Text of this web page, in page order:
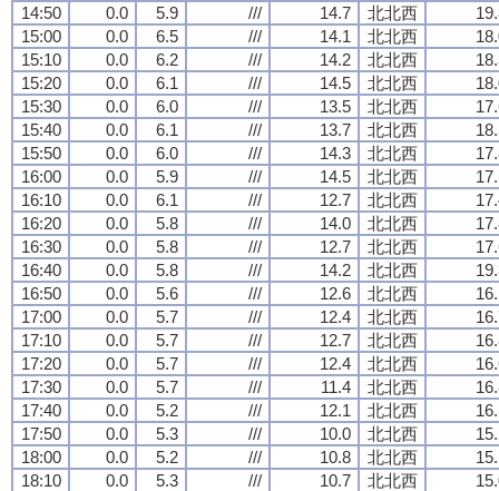
14:50 0.0 5.9 /// 14.7 北北西
15:00
0.0 6.5 /// 14.1 北北西
15:10
0.0 6.2 /// 14.2 北北西
15:20
0.0 6.1 /// 14.5 北北西
15:30
0.0 6.0 /// 13.5 北北西
15:40
0.0 6.1 /// 13.7 北北西
15:50
0.0 6.0 /// 14.3 北北西
16:00
0.0 5.9 /// 14.5 北北西
16:10
0.0 6.1 /// 12.7 北北西
16:20
0.0 5.8 /// 14.0 北北西
16:30
0.0 5.8 /// 12.7 北北西
16:40
0.0 5.8 /// 14.2 北北西
16:50
0.0 5.6 /// 12.6 北北西
17:00
0.0 5.7 /// 12.4 北北西
17:10
0.0 5.7 /// 12.7 北北西
17:20
0.0 5.7 /// 12.4 北北西
17:30
0.0 5.7 /// 11.4 北北西
17:40
0.0 5.2 /// 12.1 北北西
17:50
0.0 5.3 /// 10.0 北北西
18:00
0.0 5.2 /// 10.8 北北西
18:10
0.0 5.3 /// 10.7 北北西